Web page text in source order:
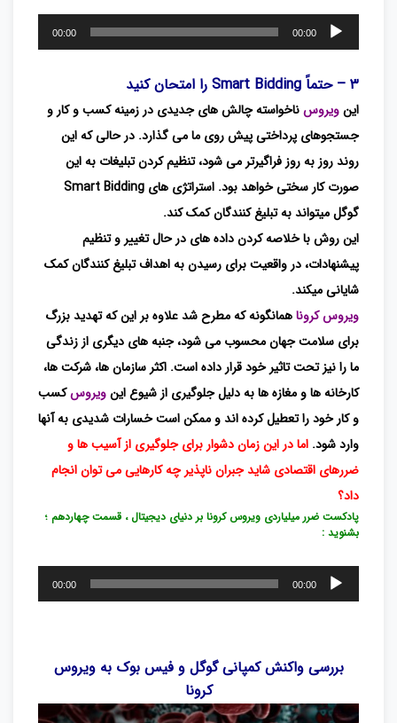
پخش‌کننده
صوت
00:00
00:00
۳ – حتماً Smart Bidding را امتحان کنید
اینویروسناخواسته چالش های جدیدی در زمینه کسب و کار و
جستجوهای پرداختی پیش روی ما می گذارد. در حالی که این
روند روز به روز فراگیرتر می شود، تنظیم کردن تبلیغات به این
صورت کار سختی خواهد بود. استراتژی های Smart Bidding
گوگل میتواند به تبلیغ کنندگان کمک کند.
این روش با خلاصه کردن داده های در حال تغییر و تنظیم
پیشنهادات، در واقعیت برای رسیدن به اهداف تبلیغ کنندگان کمک
شایانی میکند.
ویروس کروناهمانگونه که مطرح شد علاوه بر این که تهدید بزرگ
برای سلامت جهان محسوب می شود، جنبه های دیگری از زندگی
ما را نیز تحت تاثیر خود قرار داده است. اکثر سازمان ها، شرکت ها،
کارخانه ها و مغازه ها به دلیل جلوگیری از شیوع اینویروسکسب
و کار خود را تعطیل کرده اند و ممکن است خسارات شدیدی به آنها
وارد شود. اما در این زمان دشوار برای جلوگیری از آسیب ها و
ضررهای اقتصادی شاید جبران ناپذیر چه کارهایی می توان انجام
داد؟
پادکست ضرر میلیاردی ویروس کرونا بر دنیای دیجیتال ، قسمت چهاردهم ؛
بشنوید :
پخش‌کننده
صوت
00:00
00:00
بررسی واکنش کمپانی گوگل و فیس بوک به ویروس
کرونا